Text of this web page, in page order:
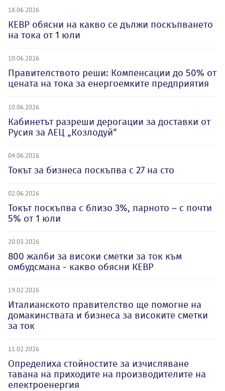
18.06.2026
КЕВР обясни на какво се дължи поскъпването
на тока от 1 юли
10.06.2026
Правителството реши: Компенсации до 50% от
цената на тока за енергоемките предприятия
10.06.2026
Кабинетът разреши дерогации за доставки от
Русия за АЕЦ „Козлодуй“
04.06.2026
Токът за бизнеса поскъпва с 27 на сто
02.06.2026
Токът поскъпва с близо 3%, парното – с почти
5% от 1 юли
20.03.2026
800 жалби за високи сметки за ток към
омбудсмана - какво обясни КЕВР
19.02.2026
Италианското правителство ще помогне на
домакинствата и бизнеса за високите сметки
за ток
11.02.2026
Определиха стойностите за изчисляване
тавана на приходите на производителите на
електроенергия